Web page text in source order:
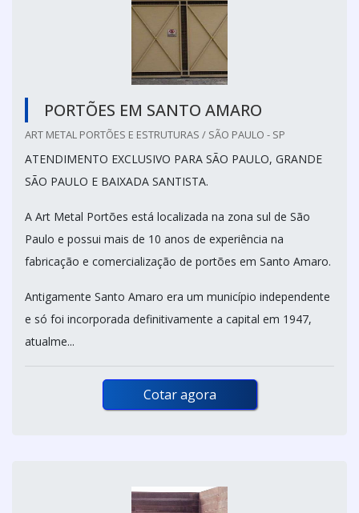
PORTÕES EM SANTO AMARO
ART METAL PORTÕES E ESTRUTURAS / SÃO PAULO - SP
ATENDIMENTO EXCLUSIVO PARA SÃO PAULO, GRANDE
SÃO PAULO E BAIXADA SANTISTA.
A Art Metal Portões está localizada na zona sul de São
Paulo e possui mais de 10 anos de experiência na
fabricação e comercialização de portões em Santo Amaro.
Antigamente Santo Amaro era um município independente
e só foi incorporada definitivamente a capital em 1947,
atualme...
Cotar agora